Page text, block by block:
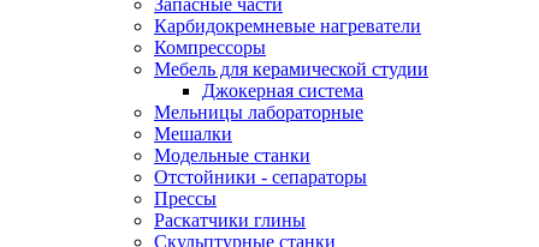
Запасные части
Карбидокремневые нагреватели
Компрессоры
Мебель для керамической студии
Джокерная система
Мельницы лабораторные
Мешалки
Модельные станки
Отстойники - сепараторы
Прессы
Раскатчики глины
Скульптурные станки